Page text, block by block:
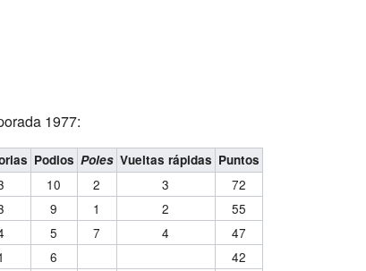
1977:
Podios Poles Vueltas rápidas Puntos
10 2 3 72
9 1 2 55
5 7 4 47
6 42